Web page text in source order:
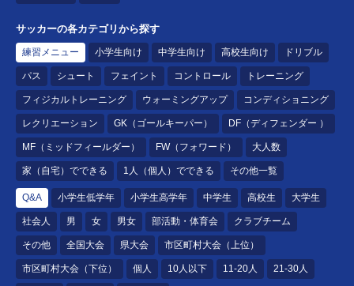
サッカーの各カテゴリから探す
練習メニュー 小学生向け 中学生向け 高校生向け ドリブル
パス シュート フェイント コントロール トレーニング
フィジカルトレーニング ウォーミングアップ コンディショニング
レクリエーション GK（ゴールキーパー） DF（ディフェンダー ）
MF（ミッドフィールダー） FW（フォワード） 大人数
家（自宅）でできる 1人（個人）でできる その他一覧
Q&A 小学生低学年 小学生高学年 中学生 高校生 大学生
社会人 男 女 男女 部活動・体育会 クラブチーム
その他 全国大会 県大会 市区町村大会（上位）
市区町村大会（下位） 個人 10人以下 11-20人 21-30人